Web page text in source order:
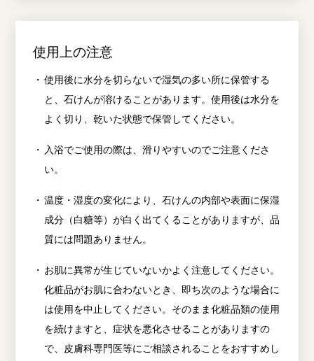
使用上の注意
使用後に水分を切らないで湿気の多い所に保管する
と、石けんが溶けることがあります。使用後は水分を
よく切り、乾いた状態で保管してください。
入浴でご使用の際は、滑りやすいのでご注意くださ
い。
温度・湿度の変化により、石けんの内部や表面に保湿
成分（白糖等）が白く出てくることがありますが、品
質には問題ありません。
お肌に異常が生じていないかよく注意してください。
化粧品がお肌に合わないとき、即ち次のような場合に
は使用を中止してください。そのまま化粧品類の使用
を続けますと、症状を悪化させることがありますの
で、皮膚科専門医等にご相談されることをおすすめし